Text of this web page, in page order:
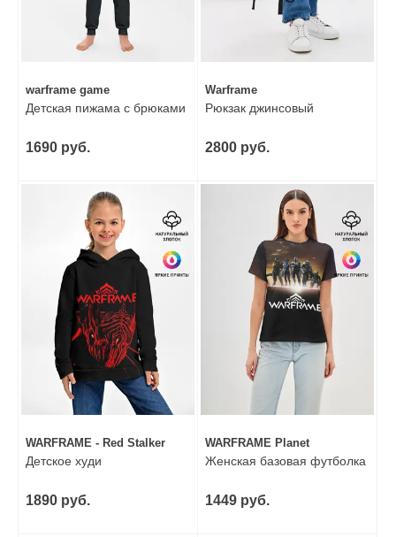
warframe game
Детская пижама с брюками
1690 руб.
Warframe
Рюкзак джинсовый
2800 руб.
WARFRAME - Red Stalker
Детское худи
1890 руб.
WARFRAME Planet
Женская базовая футболка
1449 руб.